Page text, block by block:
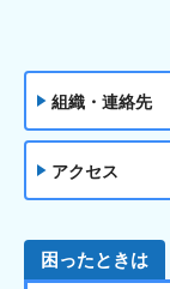
組織・連絡先
アクセス
困ったときは